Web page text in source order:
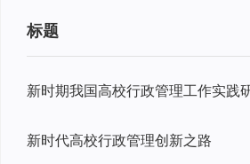
标题
新时期我国高校行政管理工作实践
新时代高校行政管理创新之路